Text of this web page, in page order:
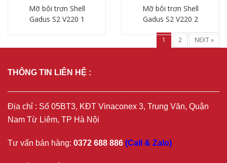
Mỡ bôi trơn Shell
Gadus S2 V220 1
Mỡ bôi trơn Shell
Gadus S2 V220 2
Chi tiết
1 2 NEXT »
THÔNG TIN LIÊN HỆ :
Địa chỉ : Số 05BT3, KĐT Vinaconex 3, Trung Văn, Quận
Nam Từ Liêm, TP Hà Nội
Tư vấn bán hàng: 0372 688 886 (Call & Zalo)